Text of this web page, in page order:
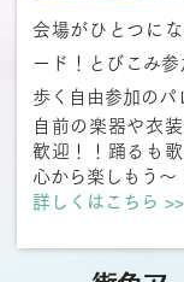
会場がひとつに
ード！とびこみ参
歩く自由参加のパ
自前の楽器や衣
歓迎！！踊るも
心から楽しもう～
​詳しくはこちら >>